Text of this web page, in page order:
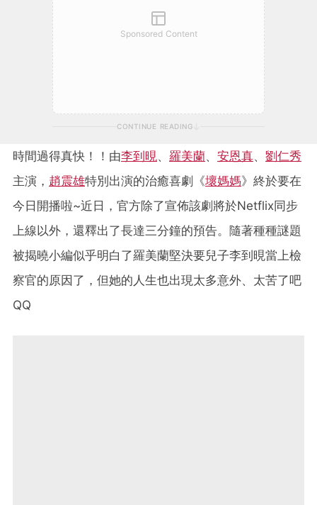
Sponsored Content
CONTINUE READING
時間過得真快！！由李到晛、 羅美蘭、 安恩真、 劉仁秀
主演， 趙震雄特別出演的治癒喜劇《壞媽媽》終於要在
今日開播啦~近日，官方除了宣佈該劇將於Netflix同步
上線以外，還釋出了長達三分鐘的預告。隨著種種謎題
被揭曉小編似乎明白了羅美蘭堅決要兒子李到晛當上檢
察官的原因了，但她的人生也出現太多意外、太苦了吧
QQ